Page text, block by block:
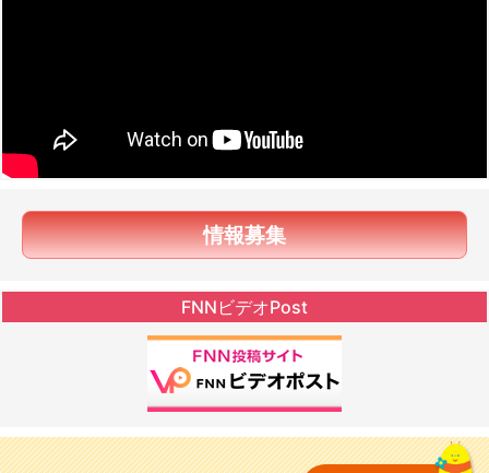
情報募集
FNNビデオPost